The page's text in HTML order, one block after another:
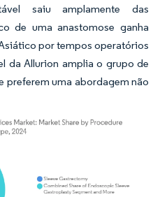
saiu amplamente das
de uma anastomose ganha
por tempos operatórios
da Allurion amplia o grupo de
preferem uma abordagem não